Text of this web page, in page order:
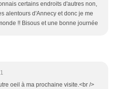
certains endroits d'autres non,
alentours d'Annecy et donc je me
!! Bisous et une bonne journée
oeil à ma prochaine visite.<br />